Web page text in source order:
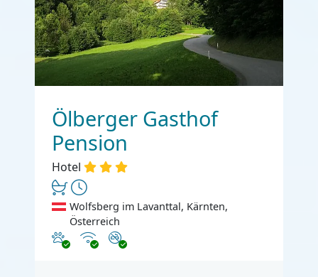
Ölberger Gasthof
Pension
Hotel
Wolfsberg im Lavanttal, Kärnten,
Österreich
Haustiere erlaubt
InternetNichtraucher